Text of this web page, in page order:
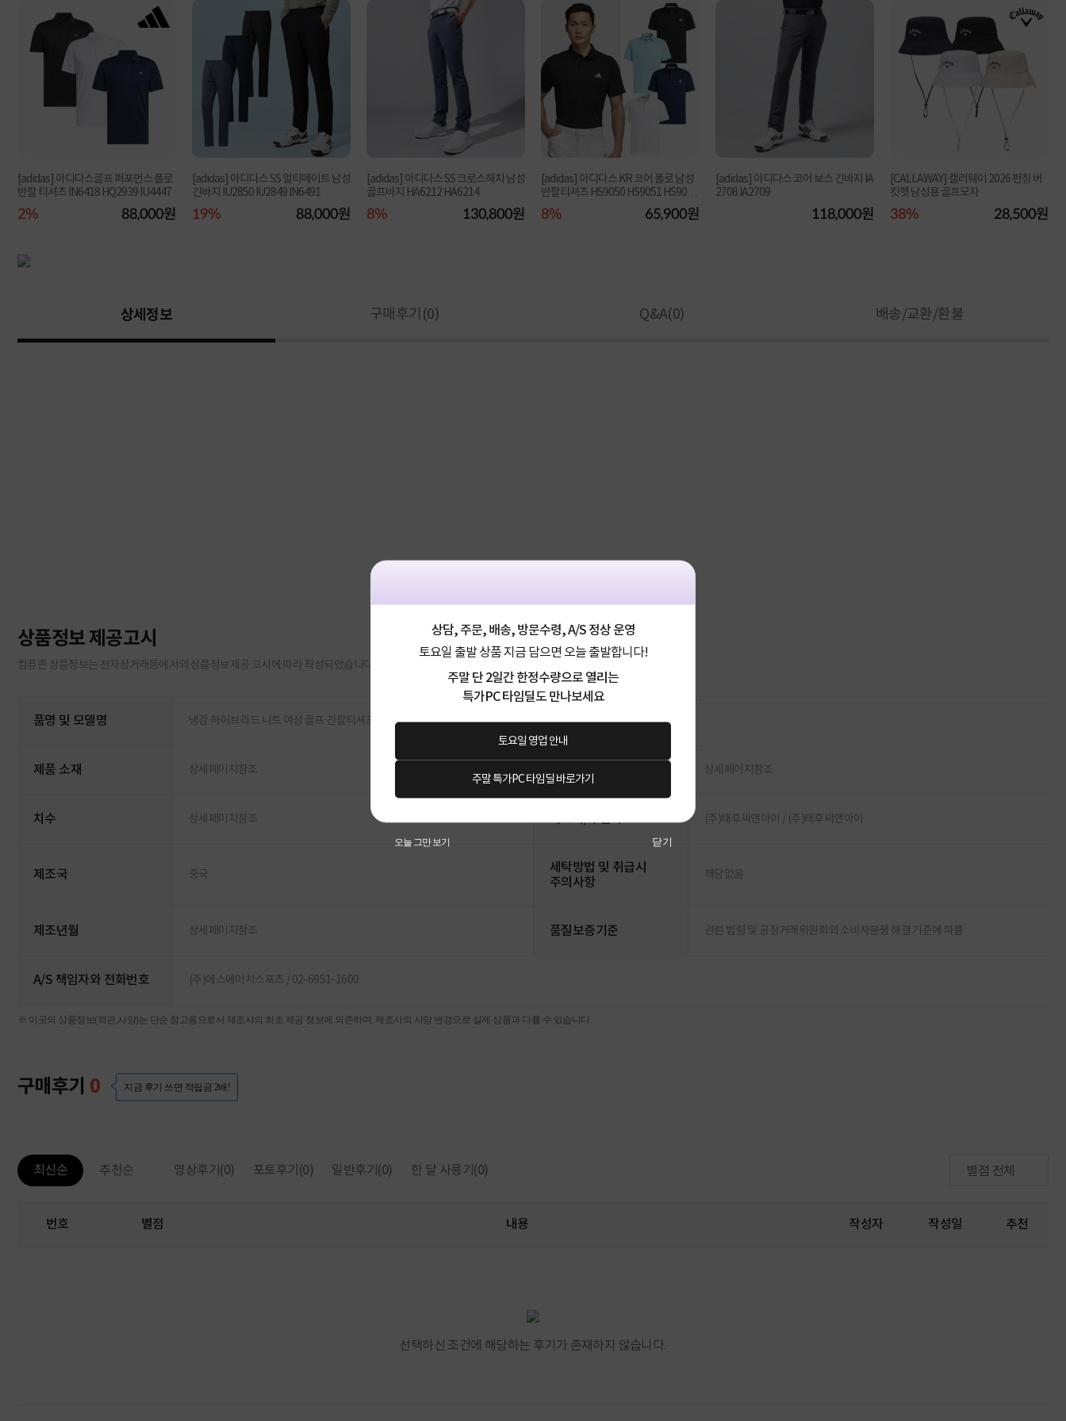
상담, 주문, 배송, 방문수령, A/S 정상 운영
토요일 출발 상품 지금 담으면 오늘 출발합니다!
주말 단 2일간 한정수량으로 열리는
특가PC 타임딜도 만나보세요
토요일 영업 안내
주말 특가PC 타임딜 바로가기
오늘 그만 보기 닫기
[adidas] 아디다스골프 퍼포먼스 폴로
반팔 티셔츠 IN6418 HQ2939 IU4447
2% 88,000원
[adidas] 아디다스 SS 얼티메이트 남성
긴바지 IU2850 IU2849 IN6491
19% 88,000원
[adidas] 아디다스 SS 크로스해치 남성
골프바지 HA6212 HA6214
8% 130,800원
[adidas] 아디다스 KR 코어 폴로 남성
반팔티셔츠 HS9050 HS9051 HS9052
HS9053
8% 65,900원
[adidas] 아디다스 코어 보스 긴바지 IA
2708 IA2709
118,000원
[CALLAWAY] 캘러웨이 2026 펀칭 버
킷햇 남성용 골프모자
38% 28,500원
상세정보 구매후기(0) Q&A(0) 배송/교환/환불
상품정보 제공고시
컴퓨존 상품정보는 전자상거래등에서의 상품정보제공 고시에 따라 작성되었습니다.
품명 및 모델명 냉감 하이브리드 니트 여성 골프 긴팔티셔츠 2종택1
제품 소재 상세페이지참조 색상 상세페이지참조
치수 상세페이지참조 제조자/수입자 (주)태후씨앤아이 / (주)태후씨앤아이
제조국 중국
세탁방법 및 취급시
주의사항
해당없음
제조년월 상세페이지참조 품질보증기준 관련 법령 및 공정거래위원회의 소비자분쟁 해결 기준에 따름
A/S 책임자와 전화번호 (주)에스에이치스포츠 / 02-6951-1600
※ 이곳의 상품정보(외관,사양)는 단순 참고용으로서 제조사의 최초 제공 정보에 의존하며, 제조사의 사양 변경으로 실제 상품과 다를 수 있습니다.
구매후기 0 지금 후기 쓰면 적립금 2배!
최신순 추천순 영상후기 (0) 포토후기 (0) 일반후기 (0) 한 달 사용기 (0) 별점 전체
번호 별점 내용 작성자 작성일 추천
선택하신 조건에 해당하는 후기가 존재하지 않습니다.